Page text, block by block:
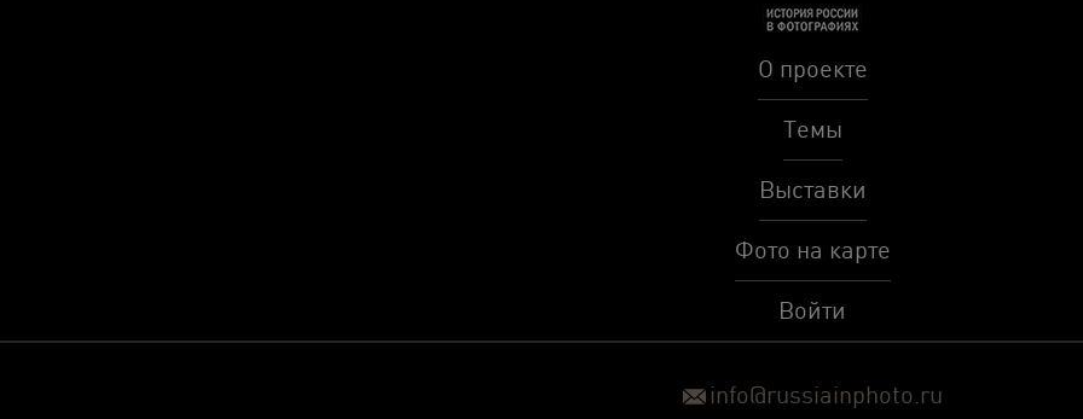
О проекте
Темы
Выставки
Фото на карте
Войти
info@russiainphoto.ru